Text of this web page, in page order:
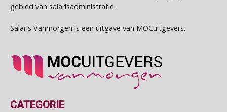
gebied van salarisadministratie.
Salaris Vanmorgen is een uitgave van MOCuitgevers.
CATEGORIE